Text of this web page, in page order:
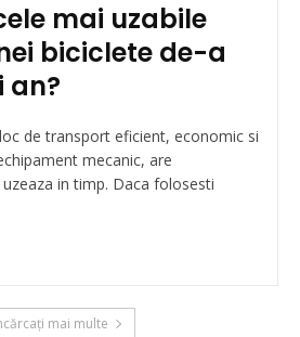
mai uzabile
biciclete de-a
an?
de transport eficient, economic si
mecanic, are
in timp. Daca folosesti
mai multe